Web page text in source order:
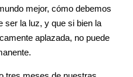
mejor, cómo debemos
ser la luz, y que si bien la
aplazada, no puede